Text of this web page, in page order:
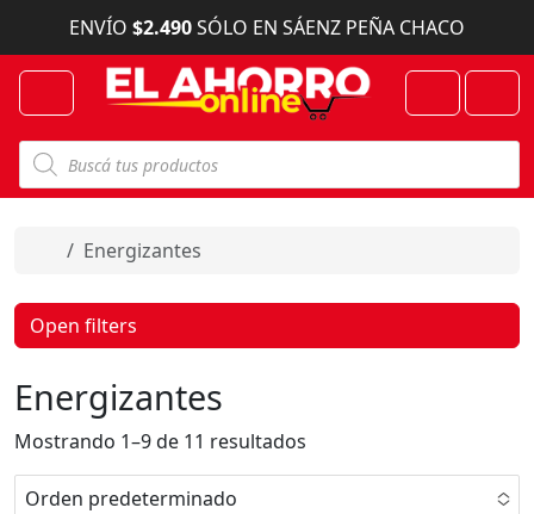
Skip to content
ENVÍO $2.490SÓLO EN SÁENZ PEÑA CHACO
Menu
B
s
q
d
d
u
c
t
o
s
Account
Cart
Home
Energizantes
Energizantes
Mostrando 1–9 de 11 resultados
Orden predeterminado
Open filters